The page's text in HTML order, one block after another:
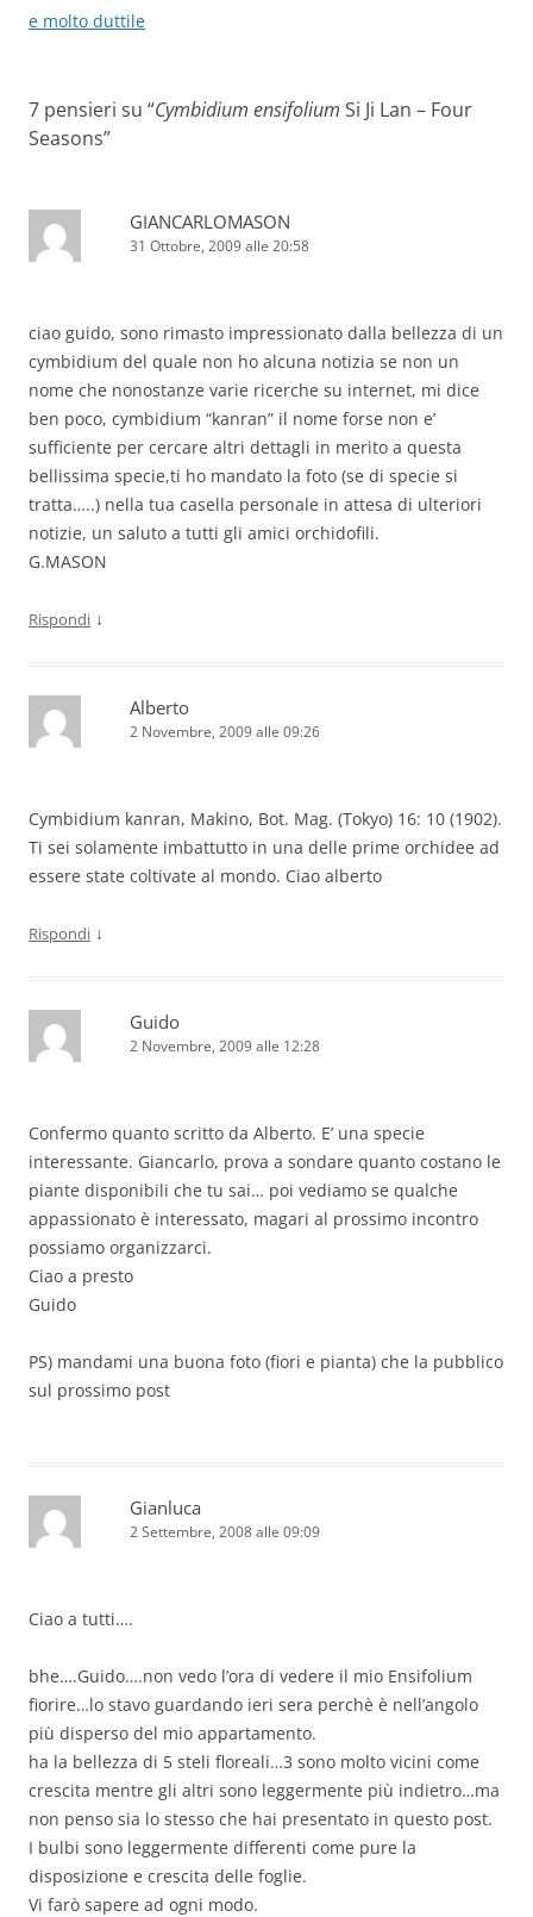
articolo
e molto duttile
7 pensieri su “Cymbidium ensifolium Si Ji Lan – Four
Seasons”
GIANCARLOMASON
31 Ottobre, 2009 alle 20:58
ciao guido, sono rimasto impressionato dalla bellezza di un
cymbidium del quale non ho alcuna notizia se non un
nome che nonostanze varie ricerche su internet, mi dice
ben poco, cymbidium “kanran” il nome forse non e’
sufficiente per cercare altri dettagli in merito a questa
bellissima specie,ti ho mandato la foto (se di specie si
tratta…..) nella tua casella personale in attesa di ulteriori
notizie, un saluto a tutti gli amici orchidofili.
G.MASON
Rispondi ↓
Alberto
2 Novembre, 2009 alle 09:26
Cymbidium kanran, Makino, Bot. Mag. (Tokyo) 16: 10 (1902).
Ti sei solamente imbattutto in una delle prime orchidee ad
essere state coltivate al mondo. Ciao alberto
Rispondi ↓
Guido
2 Novembre, 2009 alle 12:28
Confermo quanto scritto da Alberto. E’ una specie
interessante. Giancarlo, prova a sondare quanto costano le
piante disponibili che tu sai… poi vediamo se qualche
appassionato è interessato, magari al prossimo incontro
possiamo organizzarci.
Ciao a presto
Guido
PS) mandami una buona foto (fiori e pianta) che la pubblico
sul prossimo post
Gianluca
2 Settembre, 2008 alle 09:09
Ciao a tutti….
bhe….Guido….non vedo l’ora di vedere il mio Ensifolium
fiorire…lo stavo guardando ieri sera perchè è nell’angolo
più disperso del mio appartamento.
ha la bellezza di 5 steli floreali…3 sono molto vicini come
crescita mentre gli altri sono leggermente più indietro…ma
non penso sia lo stesso che hai presentato in questo post.
I bulbi sono leggermente differenti come pure la
disposizione e crescita delle foglie.
Vi farò sapere ad ogni modo.